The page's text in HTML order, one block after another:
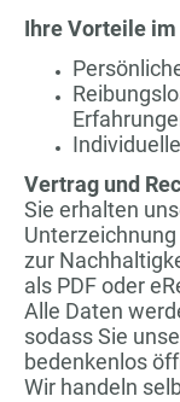
Ihre Vorteile
Vertrag und
Sie erhalten
zur
als PDF oder
Alle Daten
sodass Sie
bedenkenlos
Wir handeln